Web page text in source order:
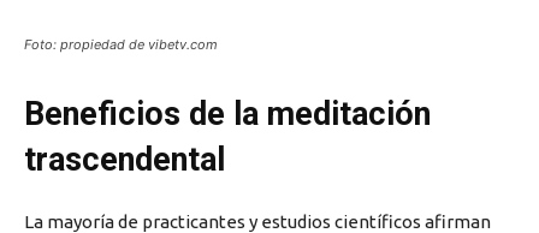
Foto: propiedad de vibetv.com
Beneficios de la meditación
trascendental
La mayoría de practicantes y estudios científicos afirman